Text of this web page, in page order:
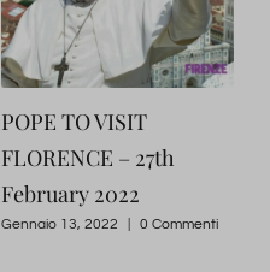
POPE TO VISIT
FLORENCE – 27th
February 2022
Gennaio 13, 2022 0 Commenti